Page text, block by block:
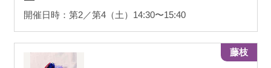
開催日時：第2／第4（土）14:30〜15:40
藤枝